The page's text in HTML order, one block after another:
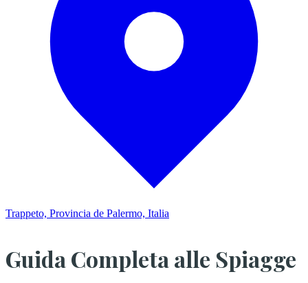
Trappeto, Provincia de Palermo, Italia
Guida Completa alle Spiagge